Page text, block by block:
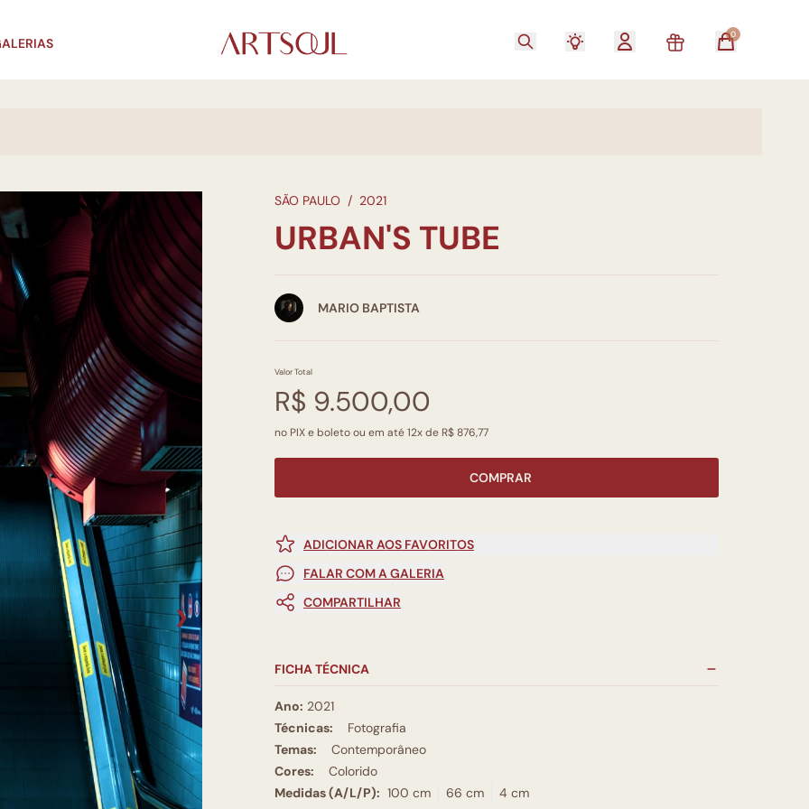
0
❯
SÃO PAULO / 2021
URBAN'S TUBE
MARIO BAPTISTA
Valor Total
R$ 9.500,00
no PIX e boleto ou em até 12x de R$ 876,77
COMPRAR
ADICIONAR AOS FAVORITOS
FALAR COM A GALERIA
COMPARTILHAR
FICHA TÉCNICA
Ano: 2021
Técnicas:
Fotografia
Temas:
Contemporâneo
Cores:
Colorido
Medidas (A/L/P): 100 cm 66 cm 4 cm